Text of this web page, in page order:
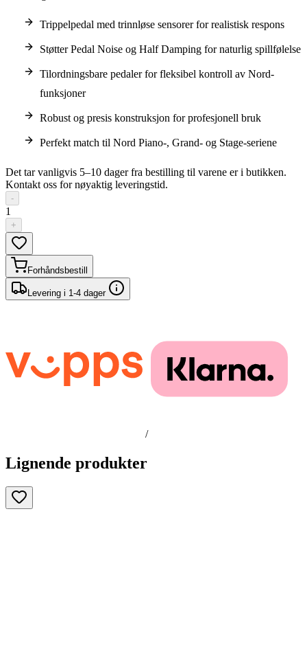
Trippelpedal med trinnløse sensorer for realistisk respons
Støtter Pedal Noise og Half Damping for naturlig spillfølelse
Tilordningsbare pedaler for fleksibel kontroll av Nord-
funksjoner
Robust og presis konstruksjon for profesjonell bruk
Perfekt match til Nord Piano-, Grand- og Stage-seriene
Det tar vanligvis 5–10 dager fra bestilling til varene er i butikken.
Kontakt oss for nøyaktig leveringstid.
-
1
+
Forhåndsbestill
Levering i 1-4 dager
/
Lignende produkter